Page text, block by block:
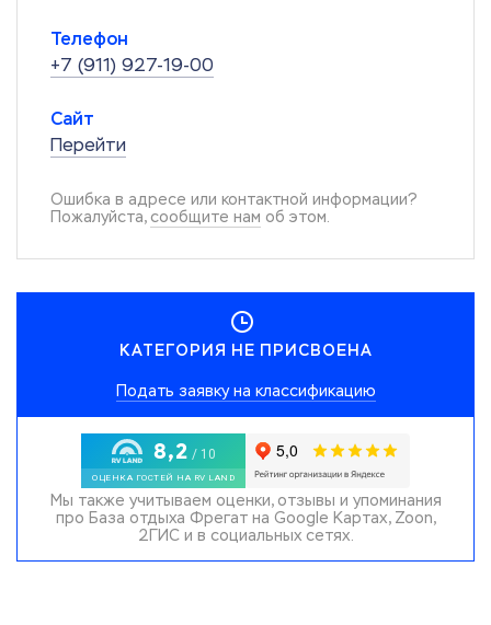
Телефон
+7 (911) 927-19-00
Сайт
Перейти
Ошибка в адресе или контактной информации?
Пожалуйста, сообщите нам об этом.
КАТЕГОРИЯ НЕ ПРИСВОЕНА
Подать заявку на классификацию
Мы также учитываем оценки, отзывы и упоминания
про База отдыха Фрегат на Google Картах, Zoon,
2ГИС и в социальных сетях.